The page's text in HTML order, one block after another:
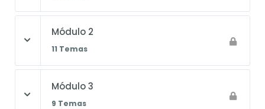
Módulo 2
11 Temas
Módulo 3
9 Temas